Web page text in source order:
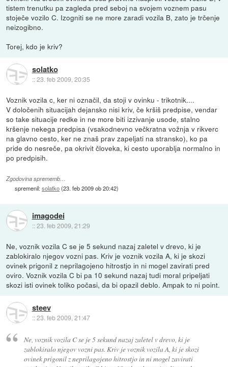
tistem trenutku pa zagleda pred seboj na svojem voznem pasu
stoječe vozilo C. Izogniti se ne more zaradi vozila B, zato je trčenje
neizogibno.
Torej, kdo je kriv?
solatko
::23. feb 2009, 20:35
Voznik vozila c, ker ni označil, da stoji v ovinku - trikotnik....
V določenih situacijah dejansko nisi kriv, če kršiš predpise, vendar
so take situacije redke in ne more biti izzivanje usode, stalno
kršenje nekega predpisa (vsakodnevno večkratna vožnja v rikverc
na glavno cesto, ker ne znaš prav zapeljati na stransko), ko pa
pride do nesreče, pa okrivit človeka, ki cesto uporablja normalno in
po predpisih.
Zgodovina sprememb…
spremenil:solatko(23. feb 2009 ob 20:42)
imagodei
::23. feb 2009, 21:29
Ne, voznik vozila C se je 5 sekund nazaj zaletel v drevo, ki je
zablokiralo njegov vozni pas. Kriv je voznik vozila A, ki je skozi
ovinek prigonil z neprilagojeno hitrostjo in ni mogel zavirati pred
oviro. Voznik vozila C bi pa 10 sekund nazaj tudi moral pripeljati
skozi isti ovinek toliko počasi, da bi opazil deblo. Ampak to ni point.
steev
::23. feb 2009, 21:47
Ne, voznik vozila C se je 5 sekund nazaj zaletel v drevo, ki je
zablokiralo njegov vozni pas. Kriv je voznik vozila A, ki je skozi
ovinek prigonil z neprilagojeno hitrostjo in ni mogel zavirati